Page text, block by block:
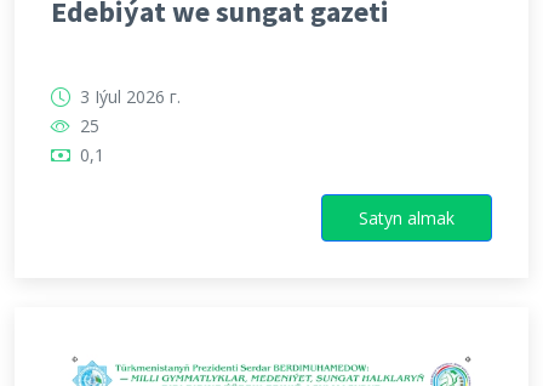
Edebiýat we sungat gazeti
3 Iýul 2026 г.
25
0,1
Satyn almak